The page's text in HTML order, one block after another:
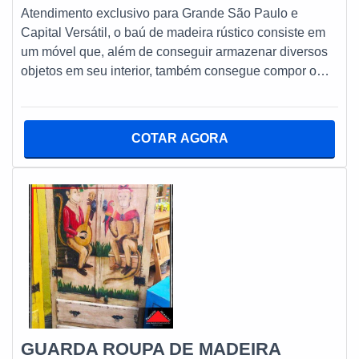
Atendimento exclusivo para Grande São Paulo e
Capital Versátil, o baú de madeira rústico consiste em
um móvel que, além de conseguir armazenar diversos
objetos em seu interior, também consegue compor o
não, ambientes comerciais tradicionais. Além de ser
poder ser encontrado em diversos espaços. Dentre
eles, ressalta-se que são três os que possuem um
maior protagonismo. Conheça-os: Quartos; Salas;
Cozinhas; Entre outros. CARACTERÍSTICAS
PRINCIPAIS PERTENCENTES AO BAÚ RÚSTICO
DE MADEIRA Fabricados sob medida, os baús
amadeirados e rústicos ainda se fazem destacados por
terem na presença da peroba de demolição uma das
substâncias-chave de suas fabricações. Além de
extremamente dura, a peroba de demolição também se
COTAR AGORA
GUARDA ROUPA DE MADEIRA